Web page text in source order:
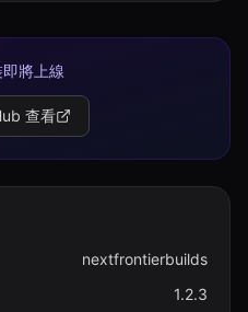
將上線
查看
nextfrontierbuilds
1.2.3